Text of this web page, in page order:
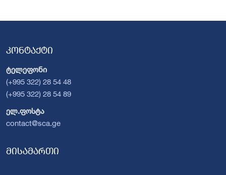
კონტაქტი
ტელეფონი
(+995 322) 28 54 48
(+995 322) 28 54 89
ელ.ფოსტა
contact@sca.ge
მისამართი